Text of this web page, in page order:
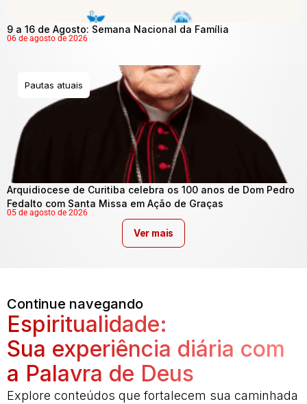
9 a 16 de Agosto: Semana Nacional da Família
06 de agosto de 2026
Pautas atuais
Arquidiocese de Curitiba celebra os 100 anos de Dom Pedro
Fedalto com Santa Missa em Ação de Graças
05 de agosto de 2026
Ver mais
Continue navegando
Espiritualidade:
Sua experiência diária com
a Palavra de Deus
Explore conteúdos que fortalecem sua caminhada